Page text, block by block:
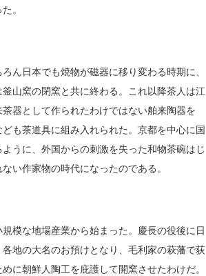
。
ん日本でも焼物が磁器に移り変わる時期に、
山窯の閉窯と共に終わる。これ以降茶人は江
器として作られたわけではない舶来陶器を
も茶道具に組み入れられた。京都を中心に国
うに、外国からの刺激を失った和物茶碗はじ
い作家物の時代になったのである。
模な地場産業から始まった。慶長の役後に日
地の大名のお預けとなり、毛利家の萩藩で荻
に朝鮮人陶工を庇護して開窯させたわけだ。